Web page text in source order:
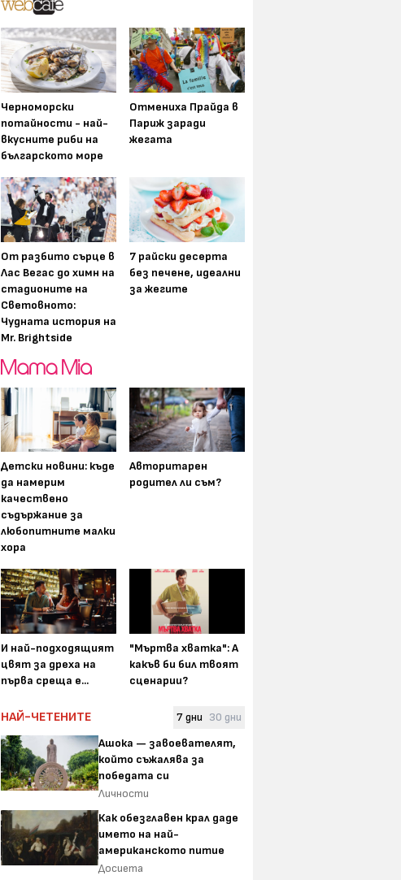
Черноморски
потайности - най-
вкусните риби на
българското море
Отмениха Прайда в
Париж заради
жегата
От разбито сърце в
Лас Вегас до химн на
стадионите на
Световното:
Чудната история на
Mr. Brightside
7 райски десерта
без печене, идеални
за жегите
Детски новини: къде
да намерим
качествено
съдържание за
любопитните малки
хора
Авторитарен
родител ли съм?
И най-подходящият
цвят за дреха на
първа среща е...
"Мъртва хватка": А
какъв би бил твоят
сценарии?
НАЙ-ЧЕТЕНИТЕ 7 дни 30 дни
Ашока — завоевателят,
който съжалява за
победата си
Личности
Как обезглавен крал даде
името на най-
американското питие
Досиета